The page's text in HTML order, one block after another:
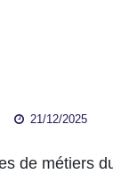
21/12/2025
de métiers